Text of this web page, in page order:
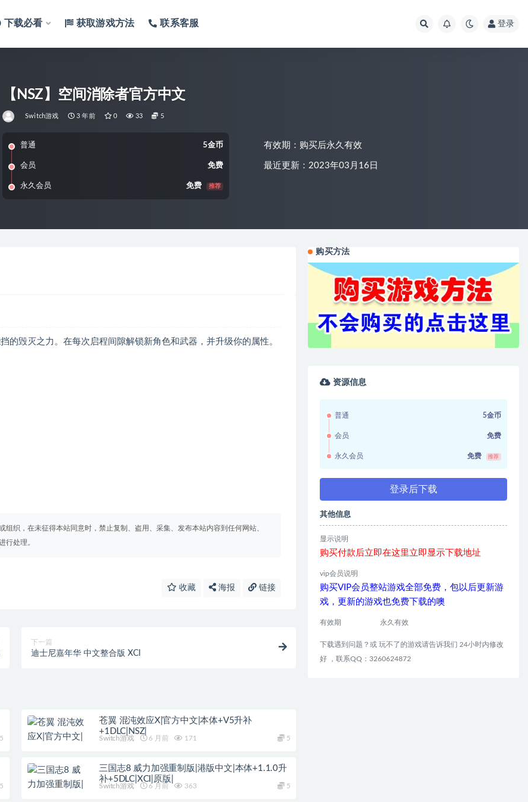
下载必看 获取游戏方法 联系客服 登录
【NSZ】空间消除者官方中文
Switch游戏 3 年前 0 33 5
普通 5金币
会员 免费
永久会员 免费 推荐
有效期：购买后永久有效
最近更新：2023年03月16日
毁灭之力。在每次启程间隙解锁新角色和武器，并升级你的属性。
织，在未征得本站同意时，禁止复制、盗用、采集、发布本站内容到任何网站、
行处理。
收藏 海报 链接
下一篇
迪士尼嘉年华 中文整合版 XCI
苍翼 混沌效应X|官方中文|本体+V5升补
+1DLC|NSZ|
Switch游戏 6 月前 171 5
三国志8 威力加强重制版|港版中文|本体+1.1.0升
补+5DLC|XCI|原版|
Switch游戏 6 月前 363 5
购买方法
资源信息
普通 5金币
会员 免费
永久会员 免费 推荐
登录后下载
其他信息
显示说明
购买付款后立即在这里立即显示下载地址
vip会员说明
购买VIP会员整站游戏全部免费，包以后更新游
戏，更新的游戏也免费下载的噢
有效期 永久有效
下载遇到问题？或 玩不了的游戏请告诉我们 24小时内修改
好 ，联系QQ：3260624872